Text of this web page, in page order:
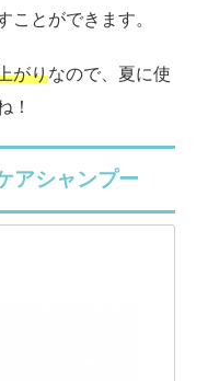
ことができます。
がりなので、夏に使
！
アシャンプー